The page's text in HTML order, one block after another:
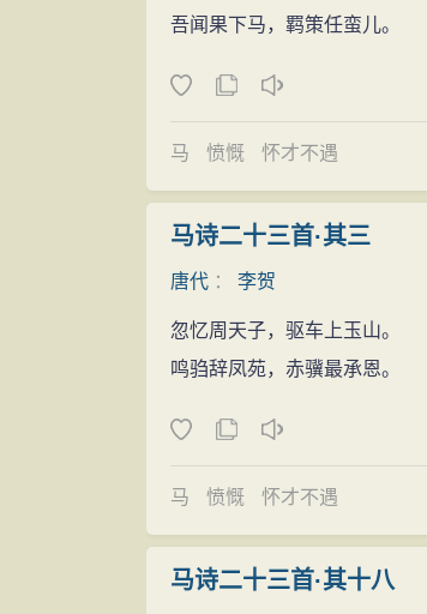
竟因这些小人的恶意中伤，
但李贺的写作状态却是使人
感，他便把所想到的灵感火
他连饭也来不及吃，遂从小
首首令人叫好的诗作。他母亲
要呕出心吐出血来，才肯罢休
事实上，正是李贺全身心地
象。如：大漠沙如雪，燕山月
就会说“这真是‘黑云压城城欲
句子。由此可见，李贺诗篇
跟他当年不是敷衍了事，而是
李贺在长安时，居崇义里，
刻苦。李商隐作《小传》云：
唐顺宗永贞元年（805年）
年，顺宗病亡。唐人（刘禹
仕途失意
唐宪宗元和二年（公元807
～809年），李贺写《雁门太
一岁的李贺参加房式主持，
犯“嫌名”。尽管韩愈“质之于
吾闻果下马，羁策任蛮儿。
马 愤慨 怀才不遇
马诗二十三首·其三
唐代 ： 李贺
忽忆周天子，驱车上玉山。
鸣驺辞凤苑，赤骥最承恩。
马 愤慨 怀才不遇
马诗二十三首·其十八